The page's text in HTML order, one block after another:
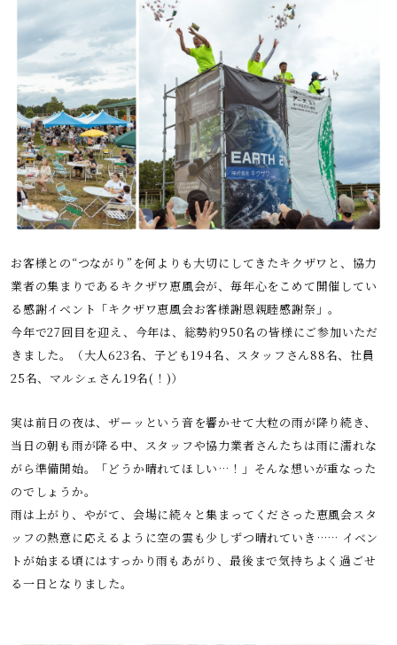
お客様との“つながり”を何よりも大切にしてきたキクザワと、協力
業者の集まりであるキクザワ恵風会が、毎年心をこめて開催してい
る感謝イベント「キクザワ恵風会お客様謝恩親睦感謝祭」。
今年で27回目を迎え、今年は、総勢約950名の皆様にご参加いただ
きました。（大人623名、子ども194名、スタッフさん88名、社員
25名、マルシェさん19名(！)）
実は前日の夜は、ザーッという音を響かせて大粒の雨が降り続き、
当日の朝も雨が降る中、スタッフや協力業者さんたちは雨に濡れな
がら準備開始。「どうか晴れてほしい…！」そんな想いが重なった
のでしょうか。
雨は上がり、やがて、会場に続々と集まってくださった恵風会スタ
ッフの熱意に応えるように空の雲も少しずつ晴れていき…… イベン
トが始まる頃にはすっかり雨もあがり、最後まで気持ちよく過ごせ
る一日となりました。